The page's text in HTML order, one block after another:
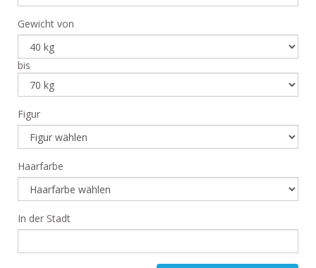
Gewicht von
bis
Figur
Haarfarbe
In der Stadt